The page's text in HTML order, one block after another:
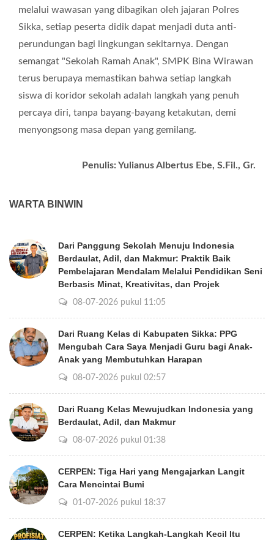
melalui wawasan yang dibagikan oleh jajaran Polres
Sikka, setiap peserta didik dapat menjadi duta anti-
perundungan bagi lingkungan sekitarnya. Dengan
semangat "Sekolah Ramah Anak", SMPK Bina Wirawan
terus berupaya memastikan bahwa setiap langkah
siswa di koridor sekolah adalah langkah yang penuh
percaya diri, tanpa bayang-bayang ketakutan, demi
menyongsong masa depan yang gemilang.
Penulis: Yulianus Albertus Ebe, S.Fil., Gr.
WARTA BINWIN
Dari Panggung Sekolah Menuju Indonesia
Berdaulat, Adil, dan Makmur: Praktik Baik
Pembelajaran Mendalam Melalui Pendidikan Seni
Berbasis Minat, Kreativitas, dan Projek
08-07-2026 pukul 11:05
Dari Ruang Kelas di Kabupaten Sikka: PPG
Mengubah Cara Saya Menjadi Guru bagi Anak-
Anak yang Membutuhkan Harapan
08-07-2026 pukul 02:57
Dari Ruang Kelas Mewujudkan Indonesia yang
Berdaulat, Adil, dan Makmur
08-07-2026 pukul 01:38
CERPEN: Tiga Hari yang Mengajarkan Langit
Cara Mencintai Bumi
01-07-2026 pukul 18:37
CERPEN: Ketika Langkah-Langkah Kecil Itu